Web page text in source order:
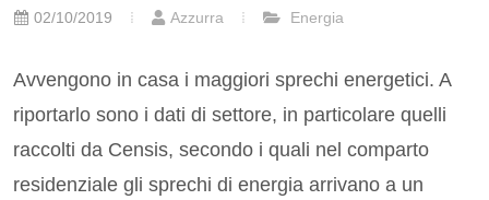
02/10/2019 Azzurra Energia
Avvengono in casa i maggiori sprechi energetici. A
riportarlo sono i dati di settore, in particolare quelli
raccolti da Censis, secondo i quali nel comparto
residenziale gli sprechi di energia arrivano a un